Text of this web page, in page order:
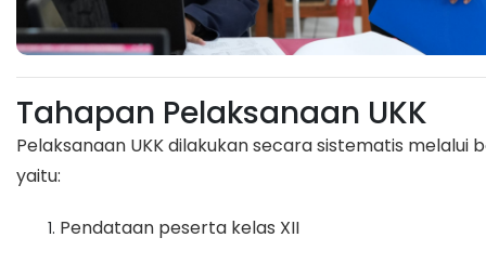
Tahapan Pelaksanaan UKK
Pelaksanaan UKK dilakukan secara sistematis melalui
yaitu:
Pendataan peserta kelas XII